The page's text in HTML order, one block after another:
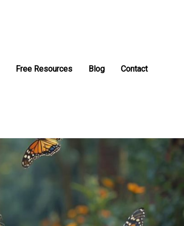
Free Resources Blog Contact